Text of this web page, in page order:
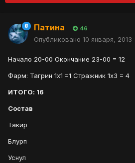
Патина 46
Опубликовано 10 января, 2013
Начало 20-00 Окончание 23-00 = 12
Фарм: Тагрин 1х1 =1 Стражник 1х3 = 4
ИТОГО: 16
Состав
Такир
Блурп
Уснул